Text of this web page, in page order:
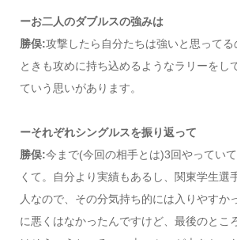
ーお二人のダブルスの強みは
勝俣:攻撃したら自分たちは強いと思って
ときも攻めに持ち込めるようなラリーをし
ていう思いがあります。
ーそれぞれシングルスを振り返って
勝俣:今まで(今回の相手とは)3回やってい
くて。自分より実績もあるし、関東学生選
人なので、その分気持ち的には入りやすか
に悪くはなかったんですけど、最後のとこ